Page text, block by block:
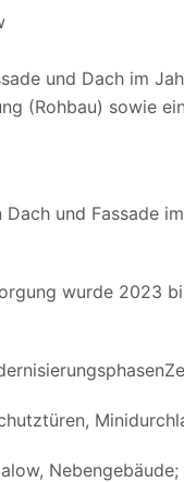
und Dach im
(Rohbau) sowie
und Fassade
wurde 2023